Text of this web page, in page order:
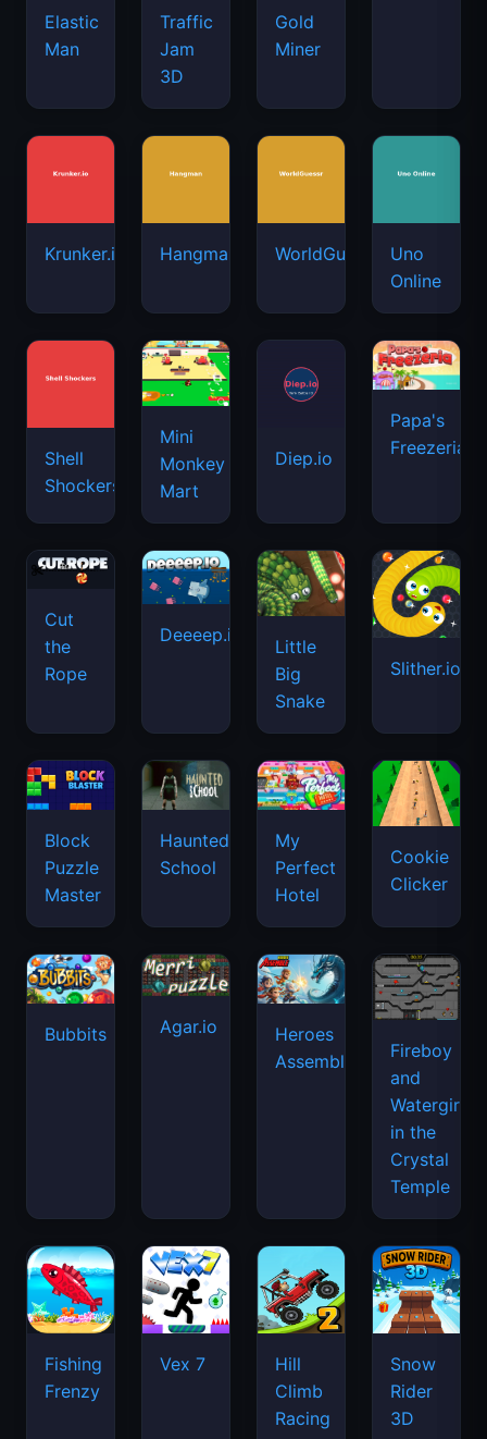
Elastic
Man
Traffic
Jam
3D
Gold
Miner
Krunker.io Hangman WorldGuessr
Uno
Online
Shell
Shockers
Mini
Monkey
Mart
Diep.io
Papa's
Freezeria
Cut
the
Rope
Deeeep.io
Little
Big
Snake
Slither.io
Block
Puzzle
Master
Haunted
School
My
Perfect
Hotel
Cookie
Clicker
Bubbits Agar.io
Heroes
Assemble
Fireboy
and
Watergirl
in the
Crystal
Temple
Fishing
Frenzy
Vex 7
Hill
Climb
Racing
Snow
Rider
3D